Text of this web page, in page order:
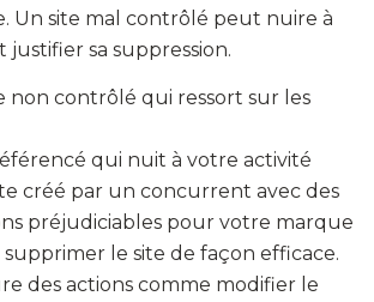
Un site mal contrôlé peut nuire à
sa suppression.
non contrôlé qui ressort sur les
qui nuit à votre activité
créé par un concurrent avec des
préjudiciables pour votre marque
le site de façon efficace.
des actions comme modifier le